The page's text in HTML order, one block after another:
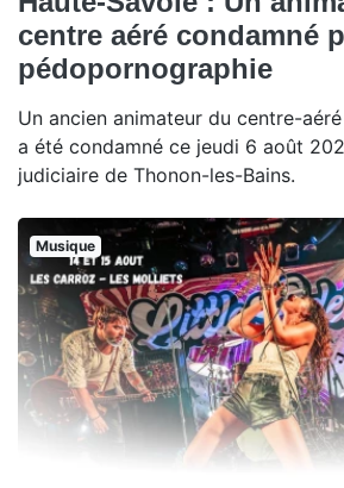
centre aéré condamné
pédopornographie
Un ancien animateur du centre-
a été condamné ce jeudi 6 août
judiciaire de Thonon-les-Bains.
Musique